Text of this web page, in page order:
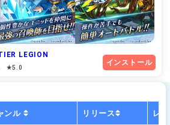
LEGION
★5.0
インストール
ンル リリース レ